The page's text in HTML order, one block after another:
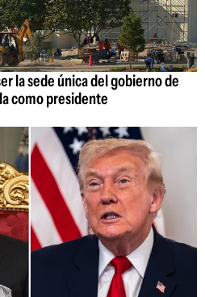
la sede única del gobierno de
como presidente